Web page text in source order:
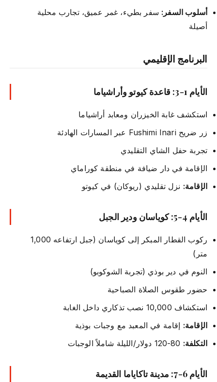
أسلوب السفر: سفر بطيء، غمر عميق، تجارب محلية
أصيلة
البرنامج الإقليمي
الأيام 1-3: قاعدة كيوتو وأراشياما
استكشف غابة الخيزران ومعابد أراشياما
زر ضريح Fushimi Inari عبر المسارات الهادئة
تجربة حفل الشاي التقليدي
الإقامة في دار ضيافة في منطقة كوراماي
الإقامة: نزل تقليدي (ريوكان) في كيوتو
الأيام 4-5: كوياسان ودير الجبل
ركوب القطار المبكر إلى كوياسان (جبل ارتفاعه 1,000
متر)
النوم في دير بوذي (تجربة الشوكوبو)
حضور طقوس الصلاة الصباحية
استكشاف 10,000 نصب تذكاري داخل الغابة
الإقامة: إقامة في المعبد مع وجبات بوذية
التكلفة:
الأيام 6-7: مدينة تاكاياما القديمة